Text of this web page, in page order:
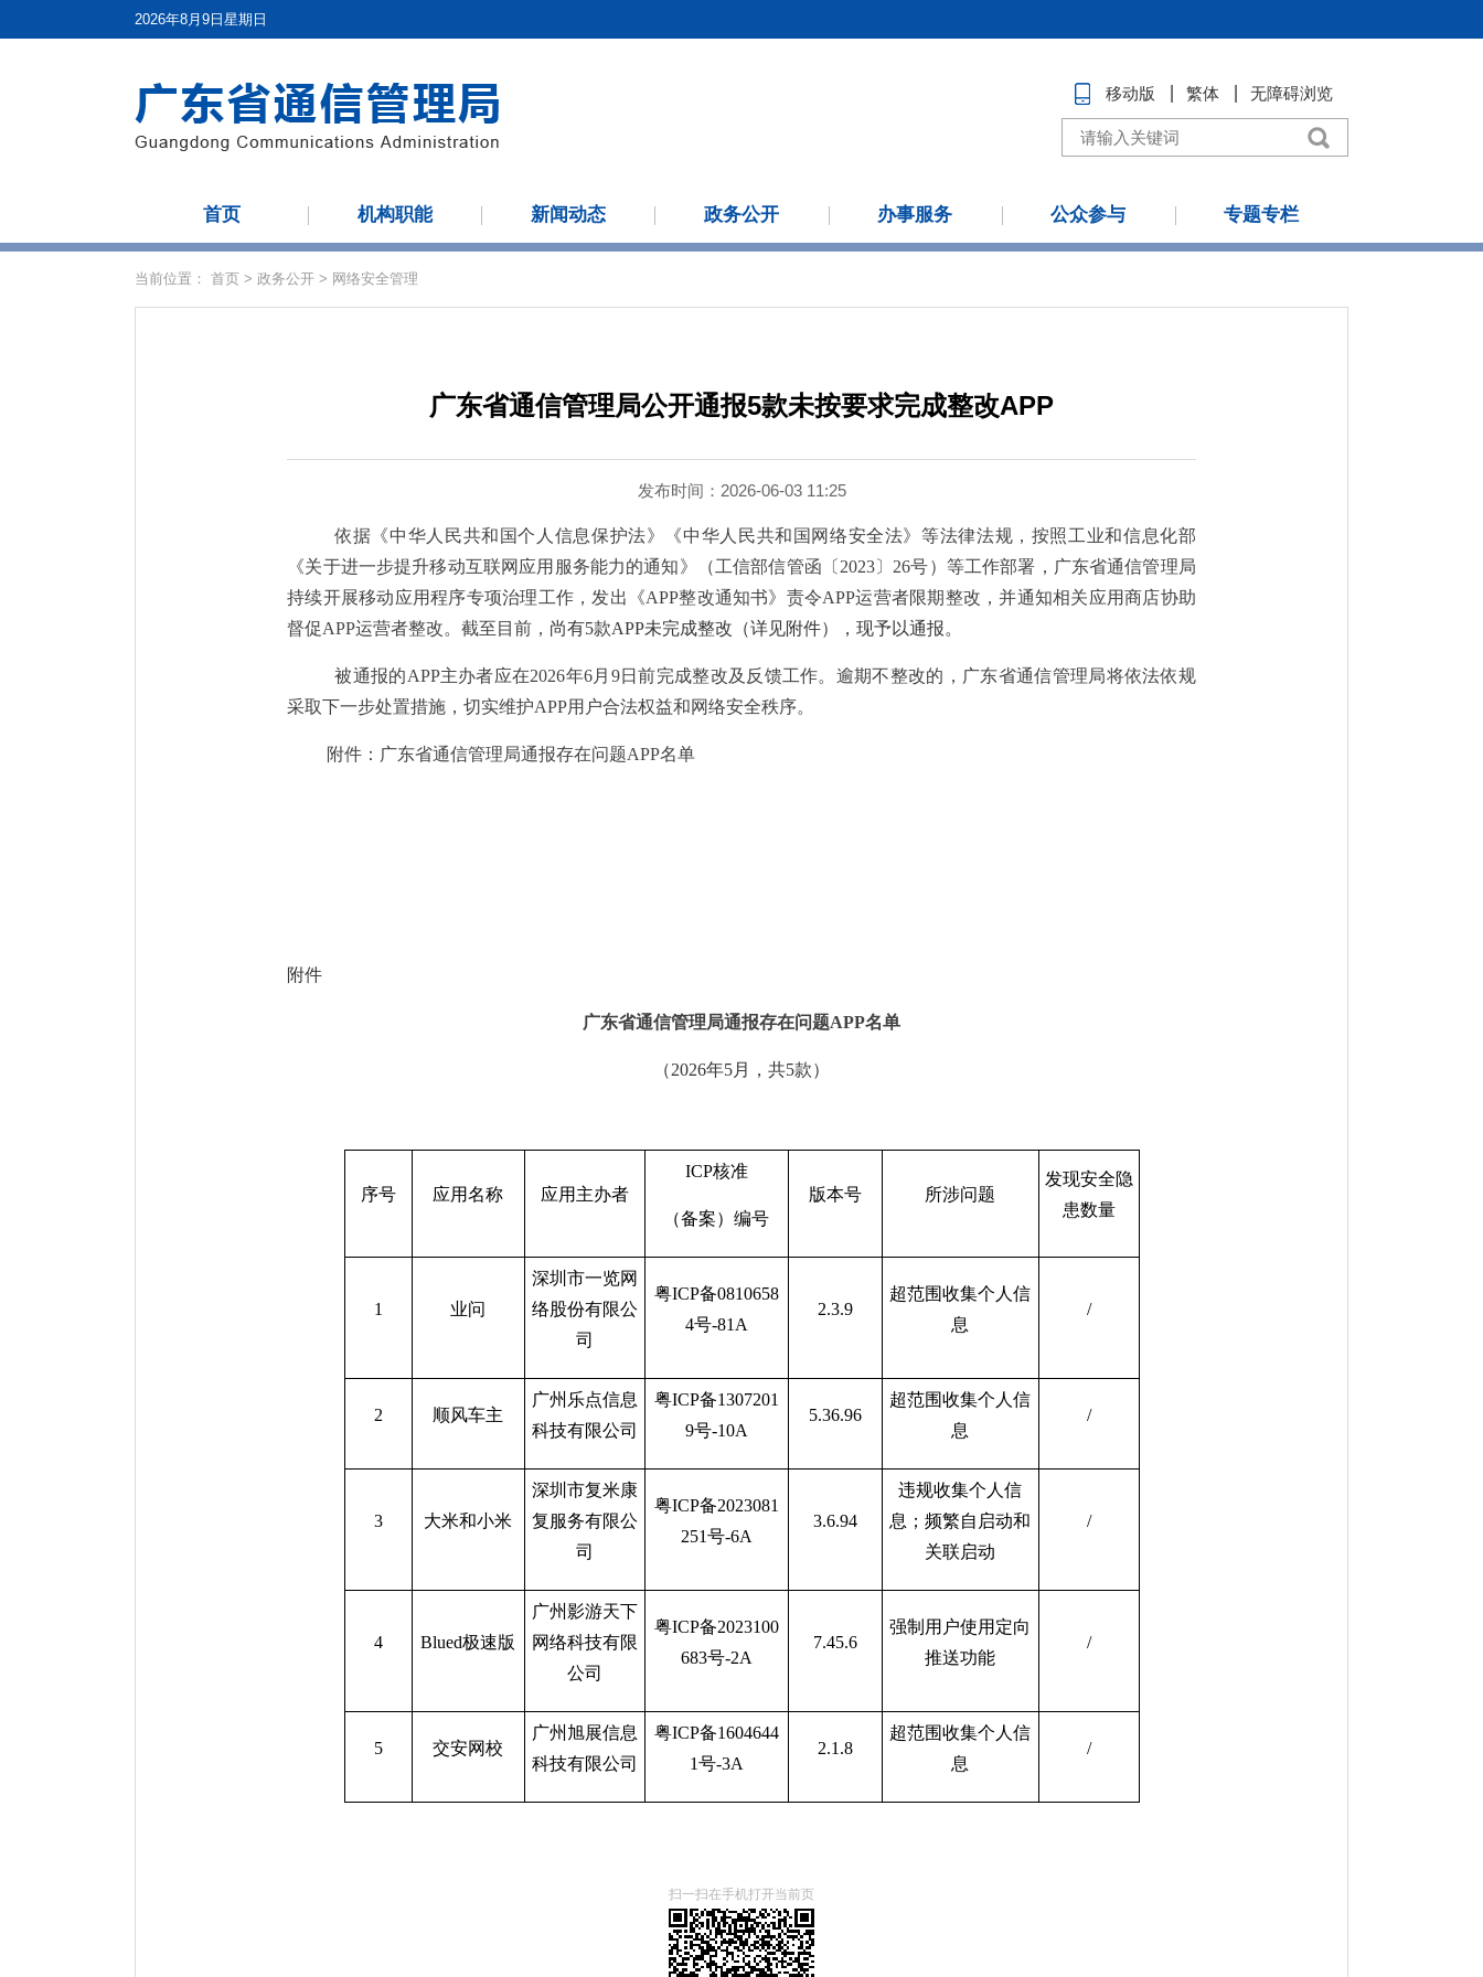
2026年8月9日星期日
移动版 繁体 无障碍浏览
首页 机构职能 新闻动态 政务公开 办事服务 公众参与 专题专栏
当前位置： 首页 > 政务公开 > 网络安全管理
广东省通信管理局公开通报5款未按要求完成整改APP
发布时间：2026-06-03 11:25
依据《中华人民共和国个人信息保护法》《中华人民共和国网络安全法》等法律法规，按照工业和信息化部
《关于进一步提升移动互联网应用服务能力的通知》（工信部信管函〔 2023〕 26号）等工作部署，广东省通信管理局
持续开展移动应用程序专项治理工作，发出《APP整改通知书》责令APP运营者限期整改，并通知相关应用商店协助
督促APP运营者整改。截至目前， 尚有5款APP未完成整改（详见附件），现予以通报。
被通报的APP主办者应在2026年6月 9日前完成整改及反馈工作。逾期不整改的，广东省通信管理局将依法依规
采取下一步处置措施，切实维护APP用户合法权益和网络安全秩序。
附件：广东省通信管理局通报存在问题APP名单
附件
广东省通信管理局通报存在问题APP名单
（2026年5月，共5款）
序号 应用名称 应用主办者
ICP核准
（备案）编号
版本号 所涉问题
发现安全隐
患数量
1 业问
深圳市一览网
络股份有限公
司
粤ICP备0810658
4号-81A
2.3.9
超范围收集个人信
息
/
2 顺风车主
广州乐点信息
科技有限公司
粤ICP备1307201
9号-10A
5.36.96
超范围收集个人信
息
/
3 大米和小米
深圳市复米康
复服务有限公
司
粤ICP备2023081
251号-6A
3.6.94
违规收集个人信
息；频繁自启动和
关联启动
/
4 Blued极速版
广州影游天下
网络科技有限
公司
粤ICP备2023100
683号-2A
7.45.6
强制用户使用定向
推送功能
/
5 交安网校
广州旭展信息
科技有限公司
粤ICP备1604644
1号-3A
2.1.8
超范围收集个人信
息
/
扫一扫在手机打开当前页